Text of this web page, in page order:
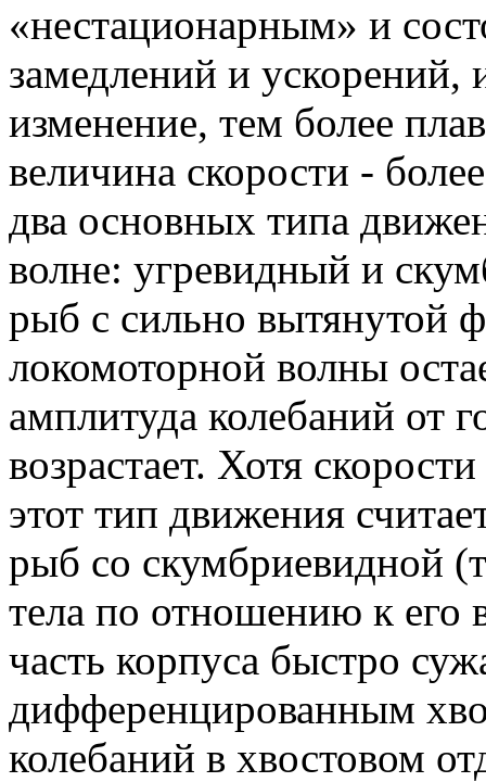
«нестационарным» и
замедлений и ускорений,
изменение, тем более
величина скорости -
два основных типа
волне: угревидный и
рыб с сильно вытянутой
локомоторной волны
амплитуда колебаний от
возрастает. Хотя
этот тип движения
рыб со скумбриевидной
тела по отношению к его
часть корпуса быстро
дифференцированным
колебаний в хвостовом